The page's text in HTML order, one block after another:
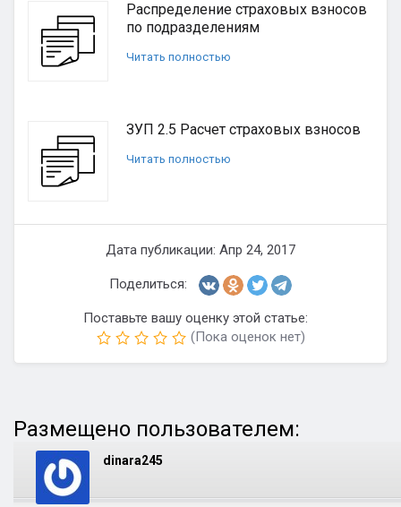
Распределение страховых взносов
по подразделениям
Читать полностью
ЗУП 2.5 Расчет страховых взносов
Читать полностью
Дата публикации: Апр 24, 2017
Поделиться:
Поставьте вашу оценку этой статье:
(Пока оценок нет)
Размещено пользователем:
dinara245